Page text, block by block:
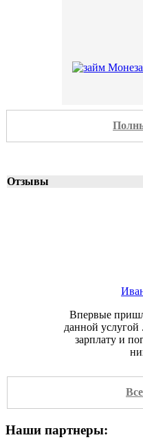
Отзывы
Впервые
данной услугой
зарплату и
Наши партнеры: